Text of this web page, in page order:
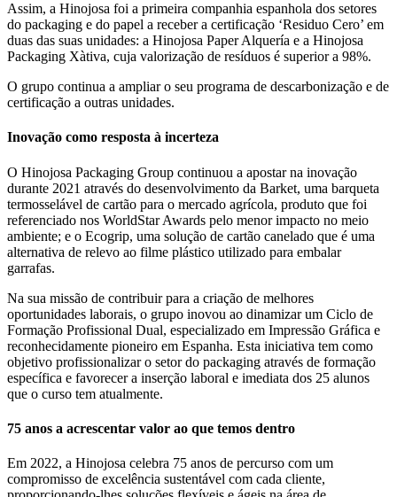
Assim, a Hinojosa foi a primeira companhia espanhola dos setores
do packaging e do papel a receber a certificação ‘Residuo Cero’ em
duas das suas unidades: a Hinojosa Paper Alquería e a Hinojosa
Packaging Xàtiva, cuja valorização de resíduos é superior a 98%.
O grupo continua a ampliar o seu programa de descarbonização e de
certificação a outras unidades.
Inovação como resposta à incerteza
O Hinojosa Packaging Group continuou a apostar na inovação
durante 2021 através do desenvolvimento da Barket, uma barqueta
termosselável de cartão para o mercado agrícola, produto que foi
referenciado nos WorldStar Awards pelo menor impacto no meio
ambiente; e o Ecogrip, uma solução de cartão canelado que é uma
alternativa de relevo ao filme plástico utilizado para embalar
garrafas.
Na sua missão de contribuir para a criação de melhores
oportunidades laborais, o grupo inovou ao dinamizar um Ciclo de
Formação Profissional Dual, especializado em Impressão Gráfica e
reconhecidamente pioneiro em Espanha. Esta iniciativa tem como
objetivo profissionalizar o setor do packaging através de formação
específica e favorecer a inserção laboral e imediata dos 25 alunos
que o curso tem atualmente.
75 anos a acrescentar valor ao que temos dentro
Em 2022, a Hinojosa celebra 75 anos de percurso com um
compromisso de excelência sustentável com cada cliente,